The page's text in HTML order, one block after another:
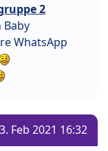
2
Baby
WhatsApp
Feb 2021 16:32